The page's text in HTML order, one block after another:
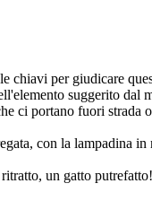
chiavi per giudicare
suggerito dal
ci portano fuori strada
con la lampadina in
un gatto